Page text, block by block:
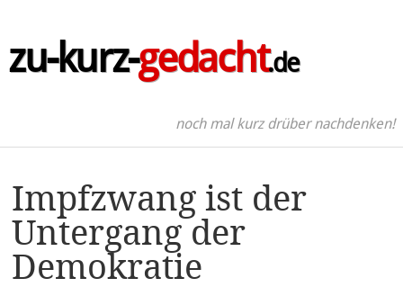
zu-kurz-gedacht.de
noch mal kurz drüber nachdenken!
Impfzwang ist der
Untergang der
Demokratie